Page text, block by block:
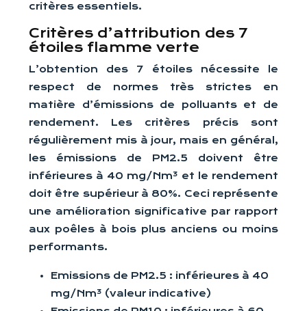
critères essentiels.
Critères d’attribution des 7
étoiles flamme verte
L’obtention des 7 étoiles nécessite le
respect de normes très strictes en
matière d’émissions de polluants et de
rendement. Les critères précis sont
régulièrement mis à jour, mais en général,
les émissions de PM2.5 doivent être
inférieures à 40 mg/Nm³ et le rendement
doit être supérieur à 80%. Ceci représente
une amélioration significative par rapport
aux poêles à bois plus anciens ou moins
performants.
Emissions de PM2.5 : inférieures à 40
mg/Nm³ (valeur indicative)